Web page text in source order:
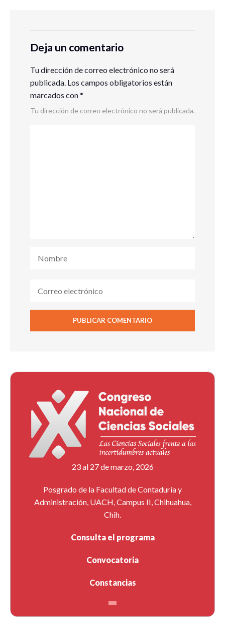
Deja un comentario
Tu dirección de correo electrónico no será
publicada. Los campos obligatorios están
marcados con*
Tu dirección de correo electrónico no será publicada.
23 al 27 de marzo, 2026
Posgrado de la Facultad de Contaduría y
Administración, UACH, Campus II, Chihuahua,
Chih.
Consulta el programa
Convocatoria
Constancias